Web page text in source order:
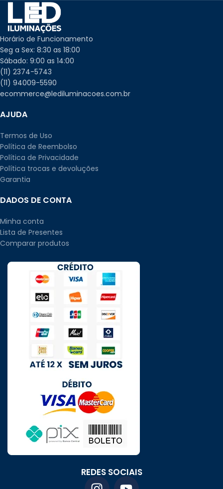
Horário de Funcionamento
Seg a Sex: 8:30 as 18:00
Sábado: 9:00 as 14:00
(11) 2374-5743
(11) 94009-5590
ecommerce@lediluminacoes.com.br
AJUDA
Termos de Uso
Política de Reembolso
Política de Privacidade
Política trocas e devoluções
Garantia
DADOS DE CONTA
Minha conta
Lista de Presentes
Comparar produtos
REDES SOCIAIS